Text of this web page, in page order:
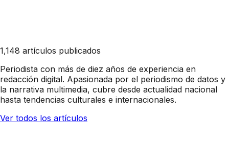
1,148 artículos publicados
Periodista con más de diez años de experiencia en
redacción digital. Apasionada por el periodismo de datos y
la narrativa multimedia, cubre desde actualidad nacional
hasta tendencias culturales e internacionales.
Ver todos los artículos